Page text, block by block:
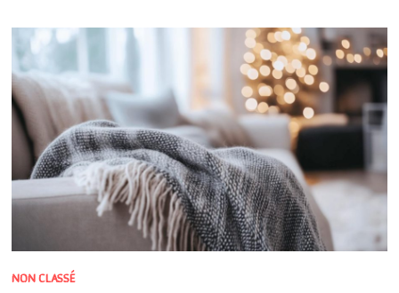
NON CLASSÉ